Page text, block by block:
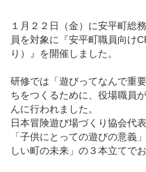
１月２２日（金）に安平町総
員を対象に『安平町職員向け
り）』を開催しました。
研修では「遊びってなんで重
ちをつくるために、役場職員
んに行われました。
日本冒険遊び場づくり協会代
「子供にとっての遊びの意義
しい町の未来」の３本立てで